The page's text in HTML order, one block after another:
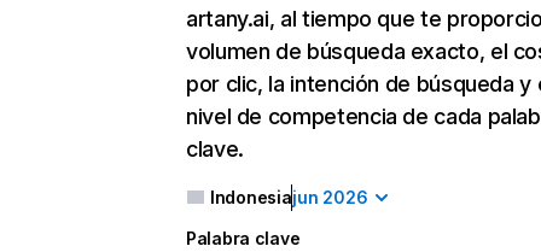
artany.ai, al tiempo que te
volumen de búsqueda exacto, el
por clic, la intención de búsqueda y
nivel de competencia de cada
clave.
Indonesiajun 2026
Palabra clave